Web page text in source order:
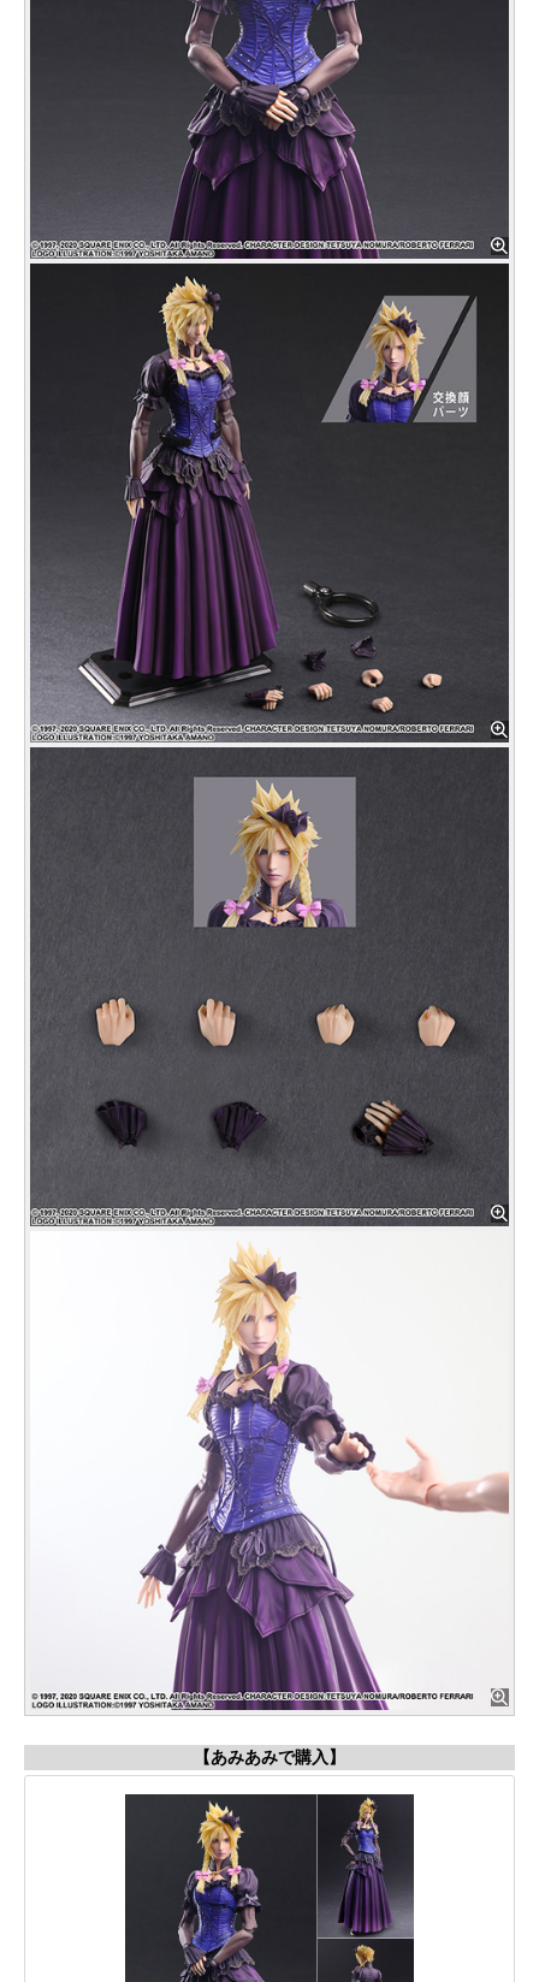
【あみあみで購入】